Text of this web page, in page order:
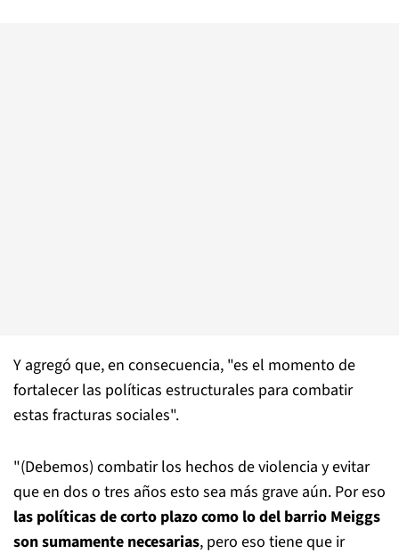
Y agregó que, en consecuencia, "es el momento de
fortalecer las políticas estructurales para combatir
estas fracturas sociales".
"(Debemos) combatir los hechos de violencia y evitar
que en dos o tres años esto sea más grave aún. Por eso
las políticas de corto plazo como lo del barrio Meiggs
son sumamente necesarias, pero eso tiene que ir